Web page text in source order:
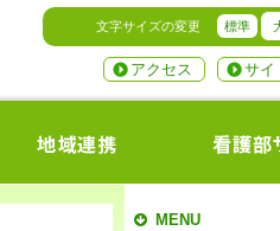
文字サイズの変更 標準
サイ
アクセス
MENU